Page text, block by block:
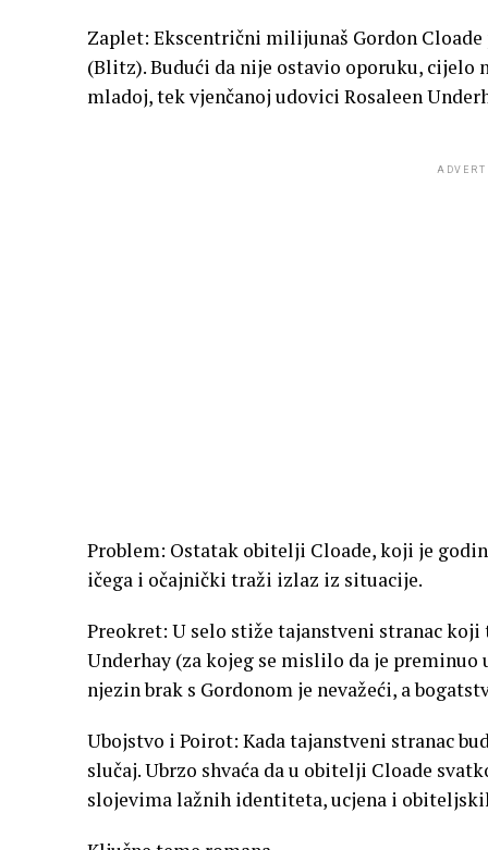
Zaplet: Ekscentrični milijunaš Gordon
(Blitz). Budući da nije ostavio oporuku, cijelo
mladoj, tek vjenčanoj udovici Rosaleen
Problem: Ostatak obitelji Cloade, koji je
ičega i očajnički traži izlaz iz situacije.
Preokret: U selo stiže tajanstveni stranac
Underhay (za kojeg se mislilo da je
njezin brak s Gordonom je nevažeći, a
Ubojstvo i Poirot: Kada tajanstveni stranac
slučaj. Ubrzo shvaća da u obitelji Cloade
slojevima lažnih identiteta, ucjena i